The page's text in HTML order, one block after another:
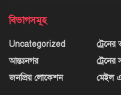
বিভাগসমূহ
Uncategorized
আন্তঃনগর
জনপ্রিয় লোকেশন
ট্রেনের
ট্রেনের
মেইল